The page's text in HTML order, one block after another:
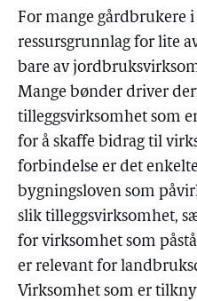
For mange gårdbrukere
ressursgrunnlag for lite
bare av
Mange bønder driver
tilleggsvirksomhet som
for å skaffe bidrag til
forbindelse er det
bygningsloven som
slik tilleggsvirksomhet,
for virksomhet som
er relevant for
Virksomhet som er